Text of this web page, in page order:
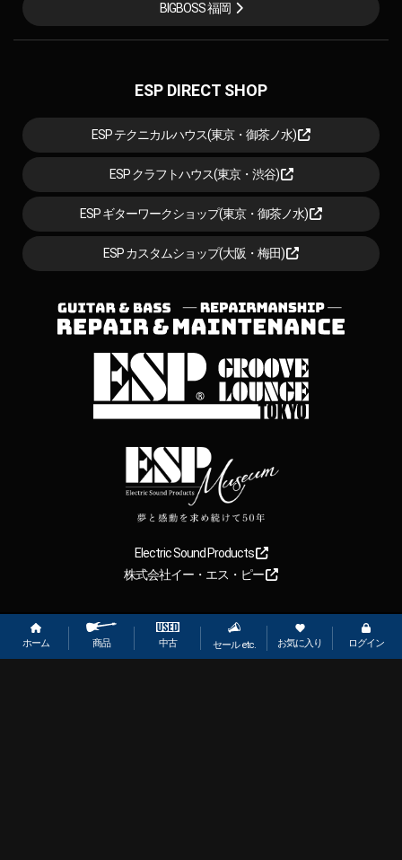
ホーム 商品 中古 セール etc. お気に入り ログイン
BIGBOSS 福岡
ESP DIRECT SHOP
ESP テクニカルハウス(東京・御茶ノ水)
ESP クラフトハウス(東京・渋谷)
ESP ギターワークショップ(東京・御茶ノ水)
ESP カスタムショップ(大阪・梅田)
Electric Sound Products
株式会社イー・エス・ピー
Copyright 2026【ESP直営】BIGBOSS オンラインマーケット(ギター＆
ベース). All rights reserved.